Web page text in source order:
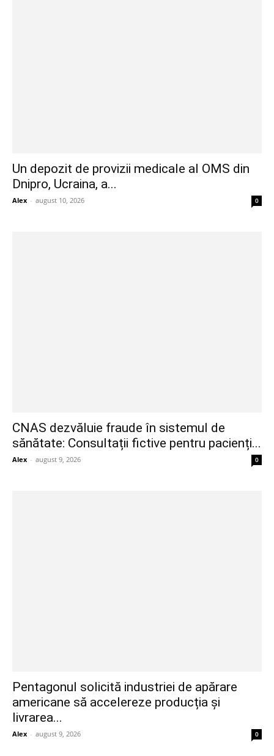
Un depozit de provizii medicale al OMS din
Dnipro, Ucraina, a...
Alex - august 10, 2026 0
CNAS dezvăluie fraude în sistemul de
sănătate: Consultații fictive pentru pacienți...
Alex - august 9, 2026 0
Pentagonul solicită industriei de apărare
americane să accelereze producția și
livrarea...
Alex - august 9, 2026 0